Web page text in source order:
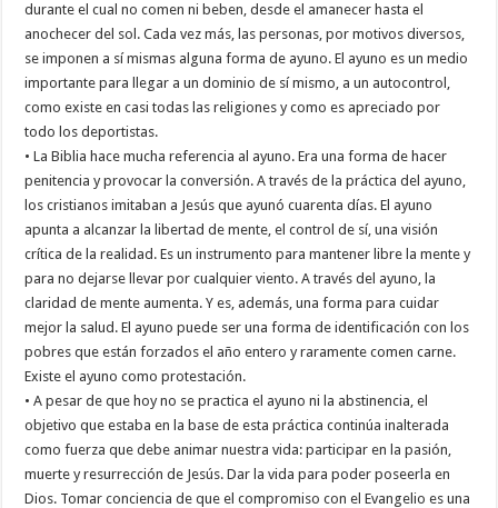
durante el cual no comen ni beben, desde el amanecer hasta el
anochecer del sol. Cada vez más, las personas, por motivos diversos,
se imponen a sí mismas alguna forma de ayuno. El ayuno es un medio
importante para llegar a un dominio de sí mismo, a un autocontrol,
como existe en casi todas las religiones y como es apreciado por
todo los deportistas.
• La Biblia hace mucha referencia al ayuno. Era una forma de hacer
penitencia y provocar la conversión. A través de la práctica del ayuno,
los cristianos imitaban a Jesús que ayunó cuarenta días. El ayuno
apunta a alcanzar la libertad de mente, el control de sí, una visión
crítica de la realidad. Es un instrumento para mantener libre la mente y
para no dejarse llevar por cualquier viento. A través del ayuno, la
claridad de mente aumenta. Y es, además, una forma para cuidar
mejor la salud. El ayuno puede ser una forma de identificación con los
pobres que están forzados el año entero y raramente comen carne.
Existe el ayuno como protestación.
• A pesar de que hoy no se practica el ayuno ni la abstinencia, el
objetivo que estaba en la base de esta práctica continúa inalterada
como fuerza que debe animar nuestra vida: participar en la pasión,
muerte y resurrección de Jesús. Dar la vida para poder poseerla en
Dios. Tomar conciencia de que el compromiso con el Evangelio es una